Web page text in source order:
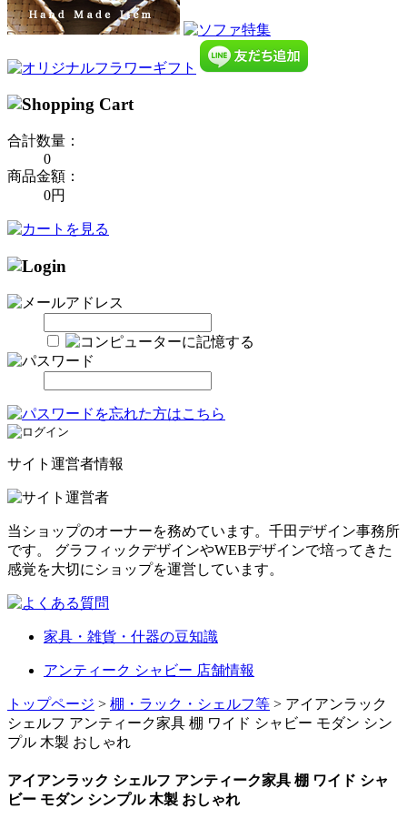
合計数量：
0
商品金額：
0円
サイト運営者情報
当ショップのオーナーを務めています。千田デザイン事務所
です。 グラフィックデザインやWEBデザインで培ってきた
感覚を大切にショップを運営しています。
家具・雑貨・什器の豆知識
アンティーク シャビー 店舗情報
トップページ > 棚・ラック・シェルフ等 > アイアンラック
シェルフ アンティーク家具 棚 ワイド シャビー モダン シン
プル 木製 おしゃれ
アイアンラック シェルフ アンティーク家具 棚 ワイド シャ
ビー モダン シンプル 木製 おしゃれ